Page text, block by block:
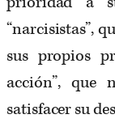
“narcisistas”,
sus propios
acción”, que
satisfacer su